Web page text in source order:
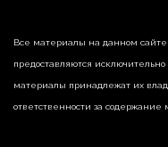
Все материалы на данном сайте
предоставляются
материалы принадлежат их
ответственности за содержание